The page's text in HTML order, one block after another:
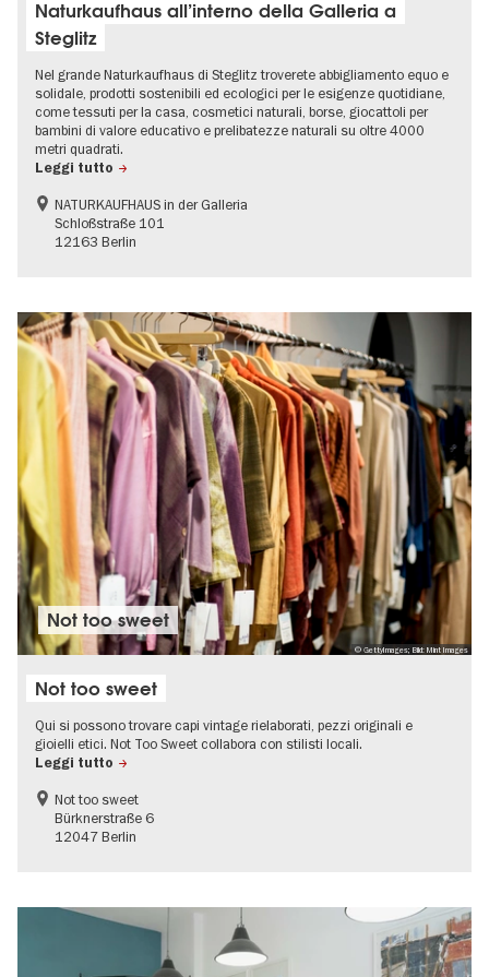
Naturkaufhaus all’interno della Galleria a
Steglitz
Nel grande Naturkaufhaus di Steglitz troverete abbigliamento equo e
solidale, prodotti sostenibili ed ecologici per le esigenze quotidiane,
come tessuti per la casa, cosmetici naturali, borse, giocattoli per
bambini di valore educativo e prelibatezze naturali su oltre 4000
metri quadrati.
Leggi tutto
NATURKAUFHAUS in der Galleria
Schloßstraße 101
12163 Berlin
© GettyImages; Bild: Mint Images
Not too sweet
Not too sweet
Qui si possono trovare capi vintage rielaborati, pezzi originali e
gioielli etici. Not Too Sweet collabora con stilisti locali.
Leggi tutto
Not too sweet
Bürknerstraße 6
12047 Berlin